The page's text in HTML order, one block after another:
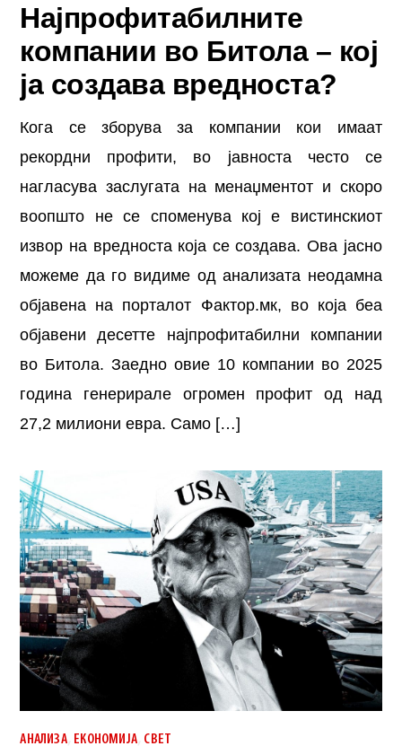
Најпрофитабилните
компании во Битола – кој
ја создава вредноста?
Кога се зборува за компании кои имаат
рекордни профити, во јавноста често се
нагласува заслугата на менаџментот и скоро
воопшто не се споменува кој е вистинскиот
извор на вредноста која се создава. Ова јасно
можеме да го видиме од анализата неодамна
објавена на порталот Фактор.мк, во која беа
објавени десетте најпрофитабилни компании
во Битола. Заедно овие 10 компании во 2025
година генерирале огромен профит од над
27,2 милиони евра. Само […]
АНАЛИЗА, ЕКОНОМИЈА СВЕТ